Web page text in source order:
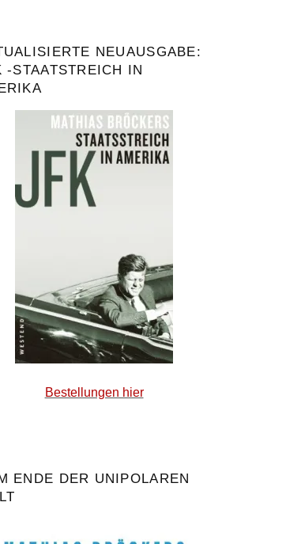
NEUAUSGABE:
-STAATSTREICH IN
Bestellungen hier
ENDE DER UNIPOLAREN